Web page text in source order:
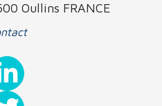
Oullins FRANCE